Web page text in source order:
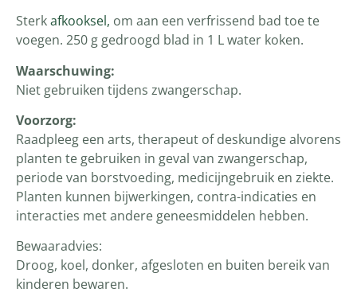
Sterkafkooksel, om aan een verfrissend bad toe te
voegen. 250 g gedroogd blad in 1 L water koken.
Waarschuwing:
Niet gebruiken tijdens zwangerschap.
Voorzorg:
Raadpleeg een arts, therapeut of deskundige alvorens
planten te gebruiken in geval van zwangerschap,
periode van borstvoeding, medicijngebruik en ziekte.
Planten kunnen bijwerkingen, contra-indicaties en
interacties met andere geneesmiddelen hebben.
Bewaaradvies:
Droog, koel, donker, afgesloten en buiten bereik van
kinderen bewaren.